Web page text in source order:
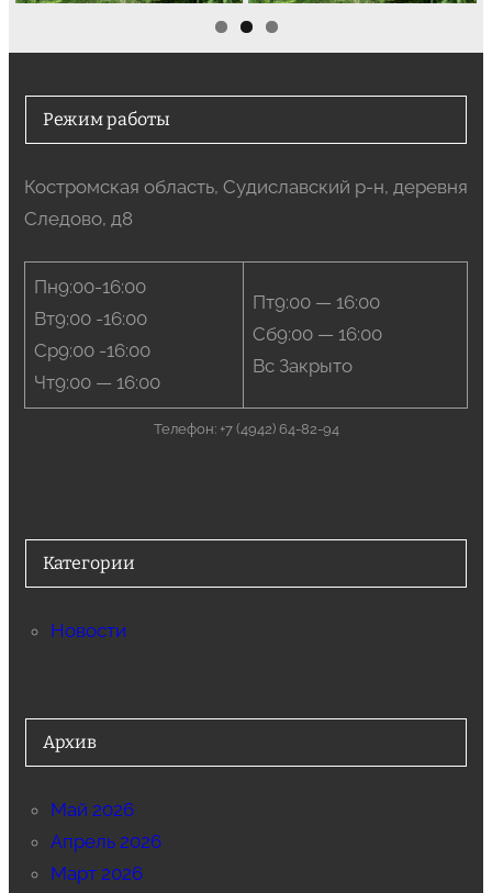
Режим работы
Костромская область, Судиславский р-н, деревня
Следово, д8
Пн9:00-16:00
Вт9:00 -16:00
Ср9:00 -16:00
Чт9:00 — 16:00
Пт9:00 — 16:00
Сб9:00 — 16:00
Вс Закрыто
Телефон: +7 (4942) 64-82-94
Категории
Новости
Архив
Май 2026
Апрель 2026
Март 2026